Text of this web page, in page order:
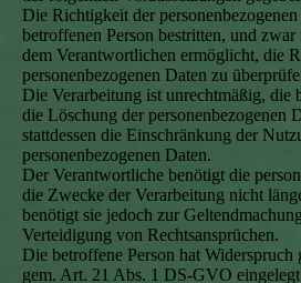
Die Richtigkeit der
betroffenen Person bestritten, und
dem Verantwortlichen ermöglicht, die
personenbezogenen Daten zu
Die Verarbeitung ist unrechtmäßig, die
die Löschung der personenbezogenen
stattdessen die Einschränkung der
personenbezogenen Daten.
Der Verantwortliche benötigt die
die Zwecke der Verarbeitung nicht
benötigt sie jedoch zur
Verteidigung von Rechtsansprüchen.
Die betroffene Person hat Widerspruch
gem. Art. 21 Abs. 1 DS-GVO